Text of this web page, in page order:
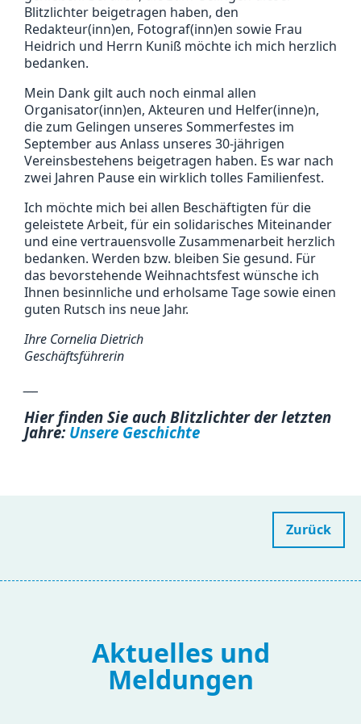
Blitzlichter beigetragen haben, den
Redakteur(inn)en, Fotograf(inn)en sowie Frau
Heidrich und Herrn Kuniß möchte ich mich herzlich
bedanken.
Mein Dank gilt auch noch einmal allen
Organisator(inn)en, Akteuren und Helfer(inne)n,
die zum Gelingen unseres Sommerfestes im
September aus Anlass unseres 30-jährigen
Vereinsbestehens beigetragen haben. Es war nach
zwei Jahren Pause ein wirklich tolles Familienfest.
Ich möchte mich bei allen Beschäftigten für die
geleistete Arbeit, für ein solidarisches Miteinander
und eine vertrauensvolle Zusammenarbeit herzlich
bedanken. Werden bzw. bleiben Sie gesund. Für
das bevorstehende Weihnachtsfest wünsche ich
Ihnen besinnliche und erholsame Tage sowie einen
guten Rutsch ins neue Jahr.
Ihre Cornelia Dietrich
Geschäftsführerin
Hier finden Sie auch Blitzlichter der letzten
Jahre: Unsere Geschichte
Zurück
Aktuelles und
Meldungen